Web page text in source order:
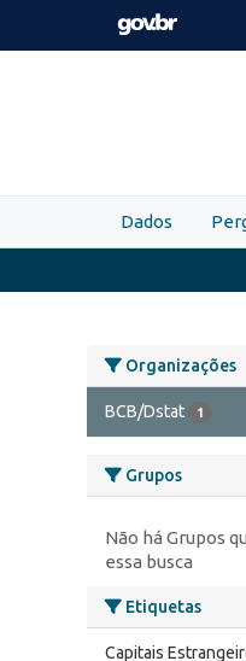
Skip to main content
Dados
Organizações
BCB/Dstat 1
Grupos
Não há Grupos
essa busca
Etiquetas
Capitais